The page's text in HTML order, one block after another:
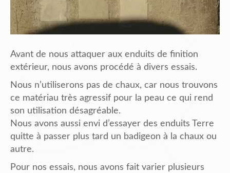
Budget
Plans et Doc.
PIèces du Permis
Plans de l’Abri
Avant de nous attaquer aux enduits de finition
extérieur, nous avons procédé à divers essais.
Nous n’utiliserons pas de chaux, car nous trouvons
ce matériau très agressif pour la peau ce qui rend
son utilisation désagréable.
Nous avons aussi envi d’essayer des enduits Terre
quitte à passer plus tard un badigeon à la chaux ou
autre.
Pour nos essais, nous avons fait varier plusieurs